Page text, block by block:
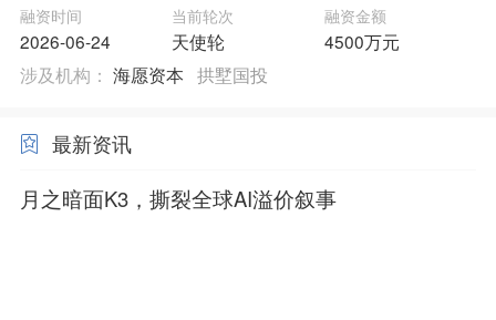
融资时间
2026-06-24
当前轮次
天使轮
融资金额
4500万元
涉及机构： 海愿资本 拱墅国投
最新资讯
月之暗面K3，撕裂全球AI溢价叙事